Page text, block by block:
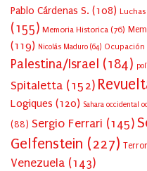
Pablo Cárdenas S. (108)
(155) Memoria Historica (76)
(119) Nicolás Maduro (64) Ocupación
Palestina/Israel (184)
Spitaletta (152)
Logiques (120) Sahara occidental
(88) Sergio Ferrari (145)
Gelfenstein (227)
Venezuela (143)